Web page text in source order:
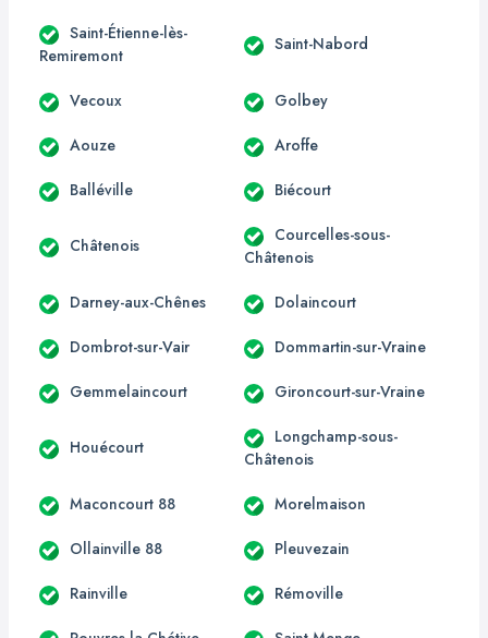
Saint-Étienne-lès-
Remiremont
Saint-Nabord
Vecoux Golbey
Aouze Aroffe
Balléville Biécourt
Châtenois
Courcelles-sous-
Châtenois
Darney-aux-Chênes Dolaincourt
Dombrot-sur-Vair Dommartin-sur-Vraine
Gemmelaincourt Gironcourt-sur-Vraine
Houécourt
Longchamp-sous-
Châtenois
Maconcourt 88 Morelmaison
Ollainville 88 Pleuvezain
Rainville Rémoville